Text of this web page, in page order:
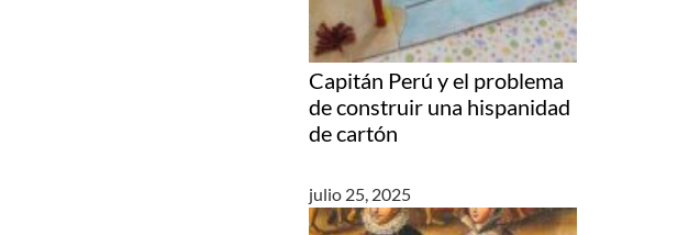
Capitán Perú y el problema
de construir una hispanidad
de cartón
julio 25, 2025